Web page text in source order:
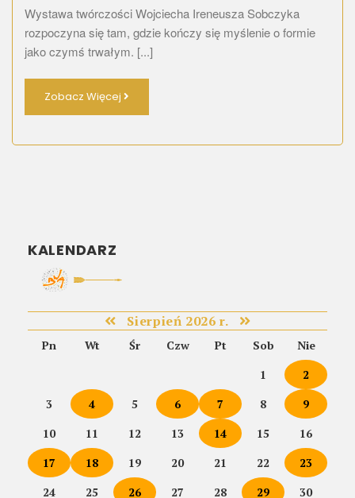
Wystawa twórczości Wojciecha Ireneusza Sobczyka
rozpoczyna się tam, gdzie kończy się myślenie o formie
jako czymś trwałym. [...]
Zobacz Więcej
KALENDARZ
Sierpień 2026 r.
Pn Wt Śr Czw Pt Sob
Nie
1
2
3
4 5 6 7 8
9
10
11 12 13 14 15
16
17
18 19 20 21 22
23
24
25 26 27 28 29 30